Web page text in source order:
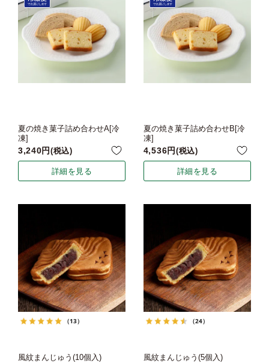
夏の焼き菓子詰め合わせA[冷
凍]
3,240 税込
詳細を見る
夏の焼き菓子詰め合わせB[冷
凍]
4,536 税込
詳細を見る
（13）
風紋まんじゅう(10個入)
（24）
風紋まんじゅう(5個入)